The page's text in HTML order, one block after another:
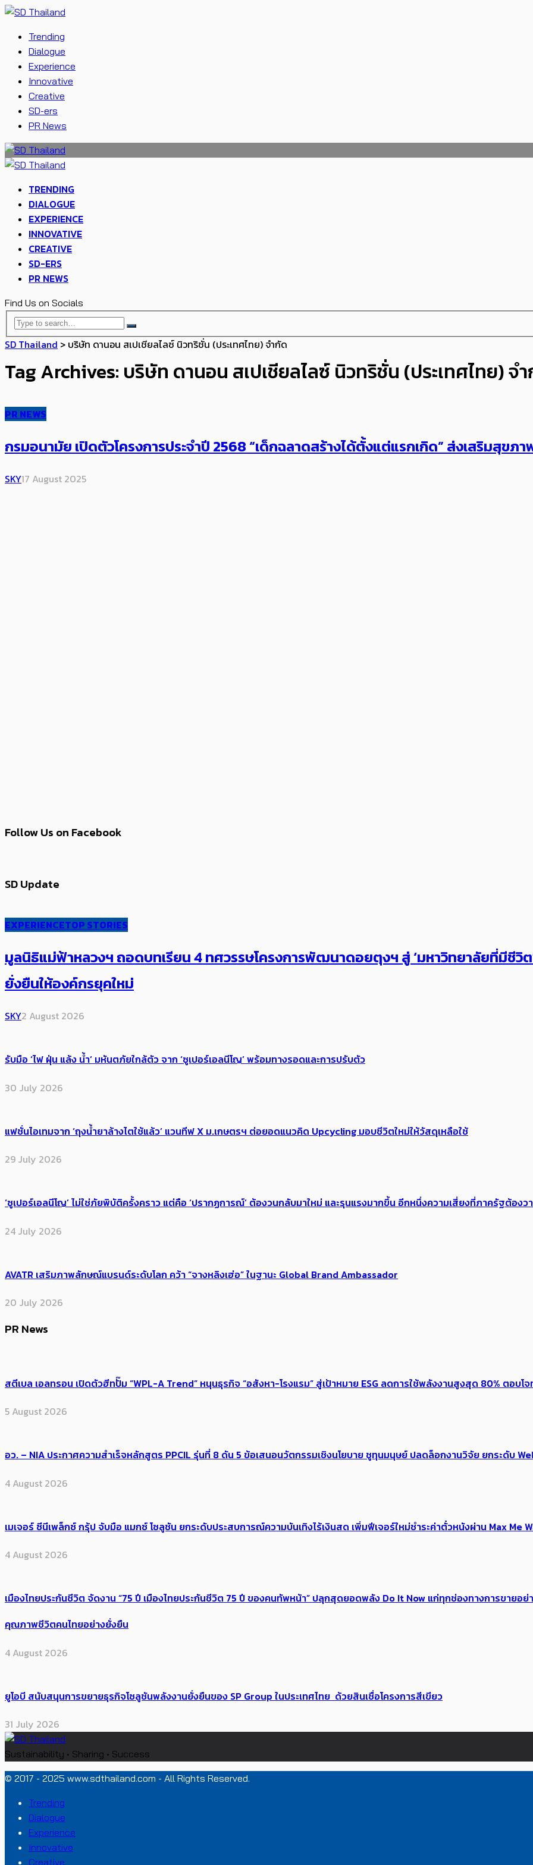
Trending
Dialogue
Experience
Innovative
Creative
SD-ers
PR News
TRENDING
DIALOGUE
EXPERIENCE
INNOVATIVE
CREATIVE
SD-ERS
PR NEWS
Find Us on Socials
SD Thailand > บริษัท ดานอน สเปเชียลไลซ์ นิวทริชั่น (ประเทศไทย) จำกัด
Tag Archives: บริษัท ดานอน สเปเชียลไลซ์ นิวทริชั่น (ประเทศไทย) จ
PR NEWS
กรมอนามัย เปิดตัวโครงการประจำปี 2568 “เด็กฉลาดสร้างได้ตั้งแต่แรกเกิด” ส่งเสริมสุขภา
SKY17 August 2025
Follow Us on Facebook
SD Update
EXPERIENCETOP STORIES
มูลนิธิแม่ฟ้าหลวงฯ ถอดบทเรียน 4 ทศวรรษโครงการพัฒนาดอยตุงฯ สู่ ‘มหาวิทยาลัยที่มีชี
ยั่งยืนให้องค์กรยุคใหม่
SKY2 August 2026
รับมือ ‘ไฟ ฝุ่น แล้ง น้ำ’ มหันตภัยใกล้ตัว จาก ‘ซูเปอร์เอลนีโญ’ พร้อมทางรอดและการปรับตัว
30 July 2026
แฟชั่นไอเทมจาก ‘ถุงน้ำยาล้างไตใช้แล้ว’ แวนทีฟ X ม.เกษตรฯ ต่อยอดแนวคิด Upcycling มอบชีวิตใหม่ให้วัสดุเหลือใช้
29 July 2026
‘ซูเปอร์เอลนีโญ’ ไม่ใช่ภัยพิบัติครั้งคราว แต่คือ ‘ปรากฏการณ์’ ​ต้อง​วนกลับมาใหม่ และรุนแรงมากขึ้น อีกหนึ่งความเสี่ยงที่ภาครัฐต้อง
24 July 2026
AVATR เสริมภาพลักษณ์แบรนด์ระดับโลก คว้า “จางหลิงเฮ่อ” ในฐานะ Global Brand Ambassador
20 July 2026
PR News
สตีเบล เอลทรอน เปิดตัวฮีทปั๊ม “WPL-A Trend” หนุนธุรกิจ “อสังหา-โรงแรม” สู่เป้าหมาย ESG ลดการใช้พลังงานสูงสุด 80% ตอบโ
5 August 2026
อว. – NIA ประกาศความสำเร็จหลักสูตร PPCIL รุ่นที่ 8 ดัน 5 ข้อเสนอนวัตกรรมเชิงนโยบาย ชูทุนมนุษย์ ปลดล็อกงานวิจัย ยกระดับ
4 August 2026
เมเจอร์ ซีนีเพล็กซ์ กรุ้ป จับมือ แมกซ์ โซลูชัน ยกระดับประสบการณ์ความบันเทิงไร้เงินสด เพิ่มฟีเจอร์ใหม่ชำระค่าตั๋วหนังผ่าน Max
4 August 2026
เมืองไทยประกันชีวิต จัดงาน “75 ปี เมืองไทยประกันชีวิต 75 ปี ของคนทัพหน้า” ปลุกสุดยอดพลัง Do It Now แก่ทุกช่องทางการขาย
คุณภาพชีวิตคนไทยอย่างยั่งยืน
4 August 2026
ยูโอบี สนับสนุนการขยายธุรกิจโซลูชันพลังงานยั่งยืนของ SP Group ในประเทศไทย ด้วยสินเชื่อโครงการสีเขียว
31 July 2026
Sustainability • Sharing • Success
© 2017 - 2025 www.sdthailand.com - All Rights Reserved.
Trending
Dialogue
Experience
Innovative
Creative